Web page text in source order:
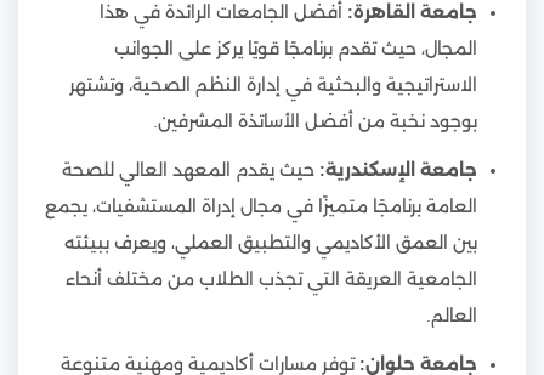
جامعة القاهرة: أفضل الجامعات الرائدة في هذا
المجال، حيث تقدم برنامجًا قويًا يركز على الجوانب
الاستراتيجية والبحثية في إدارة النظم الصحية، وتشتهر
بوجود نخبة من أفضل الأساتذة المشرفين.
جامعة الإسكندرية: حيث يقدم المعهد العالي للصحة
العامة برنامجًا متميزًا في مجال إدراة المستشفيات، يجمع
بين العمق الأكاديمي والتطبيق العملي، ويعرف ببيئته
الجامعية العريقة التي تجذب الطلاب من مختلف أنحاء
العالم.
جامعة حلوان: توفر مسارات أكاديمية ومهنية متنوعة